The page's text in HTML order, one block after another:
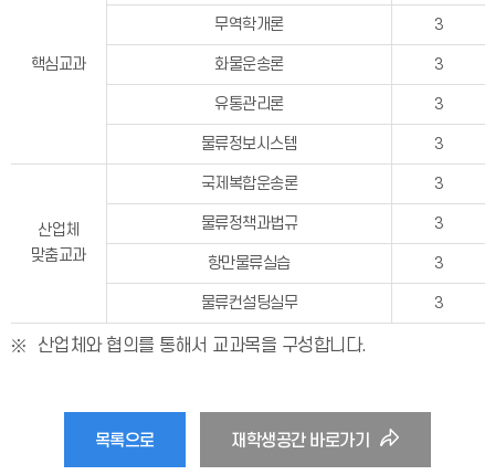
핵심교과
무역학개론 3
화물운송론 3
유통관리론 3
물류정보시스템 3
산업체
맞춤교과
국제복합운송론 3
물류정책과법규 3
항만물류실습 3
물류컨설팅실무 3
산업체와 협의를 통해서 교과목을 구성합니다.
목록으로 재학생공간 바로가기